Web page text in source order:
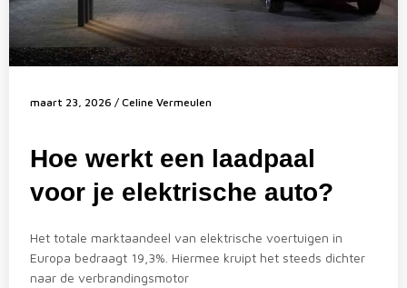
maart 23, 2026 / Celine Vermeulen
Hoe werkt een laadpaal
voor je elektrische auto?
Het totale marktaandeel van elektrische voertuigen in
Europa bedraagt 19,3%. Hiermee kruipt het steeds dichter
naar de verbrandingsmotor